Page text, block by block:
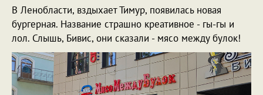
В Ленобласти, вздыхает Тимур, появилась новая
бургерная. Название страшно креативное - гы-гы и
лол. Слышь, Бивис, они сказали - мясо между булок!